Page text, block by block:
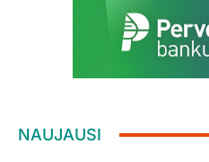
NAUJAUSI